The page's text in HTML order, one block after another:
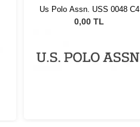
Us Polo Assn. USS 0048 C4
0,00 TL